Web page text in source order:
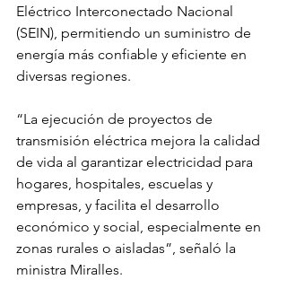
Eléctrico Interconectado Nacional
(SEIN), permitiendo un suministro de
energía más confiable y eficiente en
diversas regiones.
“La ejecución de proyectos de
transmisión eléctrica mejora la calidad
de vida al garantizar electricidad para
hogares, hospitales, escuelas y
empresas, y facilita el desarrollo
económico y social, especialmente en
zonas rurales o aisladas”, señaló la
ministra Miralles.